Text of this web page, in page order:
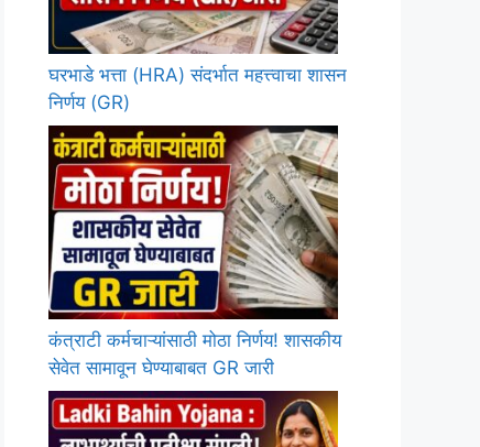
घरभाडे भत्ता (HRA) संदर्भात महत्त्वाचा शासन
निर्णय (GR)
कंत्राटी कर्मचाऱ्यांसाठी मोठा निर्णय! शासकीय
सेवेत सामावून घेण्याबाबत GR जारी